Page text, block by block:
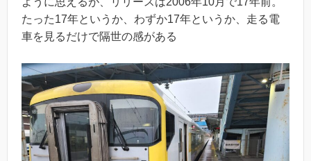
たった17年というか、わずか17年というか、走る電
車を見るだけで隔世の感がある